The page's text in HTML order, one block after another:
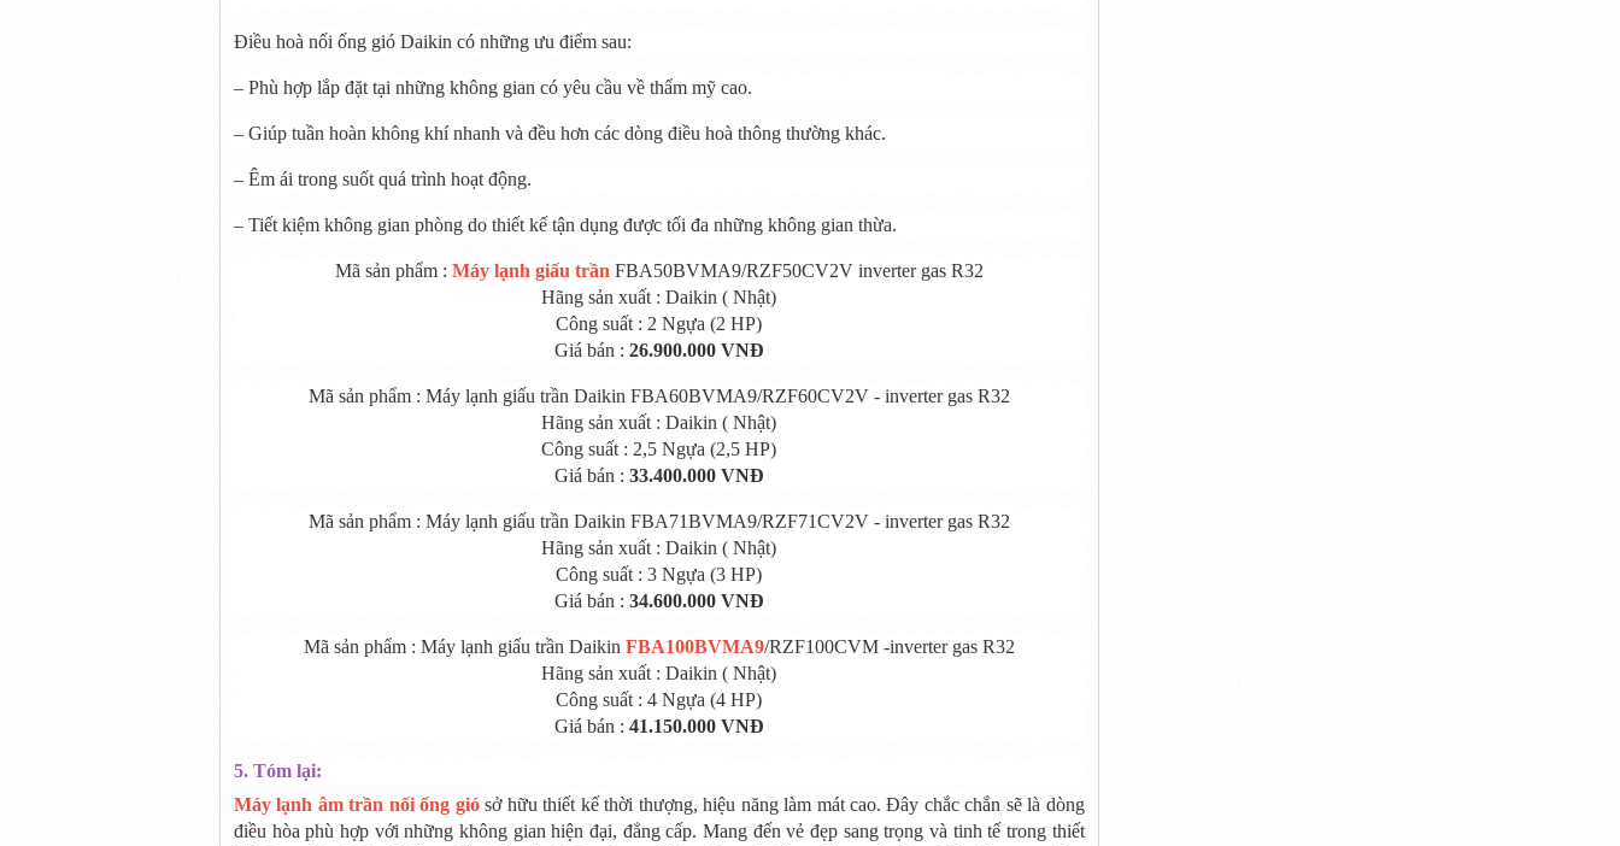
Điều hoà nối ống gió Daikin có những ưu điểm sau:
– Phù hợp lắp đặt tại những không gian có yêu cầu về thẩm mỹ cao.
– Giúp tuần hoàn không khí nhanh và đều hơn các dòng điều hoà thông thường khác.
– Êm ái trong suốt quá trình hoạt động.
– Tiết kiệm không gian phòng do thiết kế tận dụng được tối đa những không gian thừa.
Mã sản phẩm : Máy lạnh giấu trần FBA50BVMA9/RZF50CV2V inverter gas R32
Hãng sản xuất : Daikin ( Nhật)
Công suất : 2 Ngựa (2 HP)
Giá bán : 26.900.000 VNĐ
Mã sản phẩm : Máy lạnh giấu trần Daikin FBA60BVMA9/RZF60CV2V - inverter gas R32
Hãng sản xuất : Daikin ( Nhật)
Công suất : 2,5 Ngựa (2,5 HP)
Giá bán : 33.400.000 VNĐ
Mã sản phẩm : Máy lạnh giấu trần Daikin FBA71BVMA9/RZF71CV2V - inverter gas R32
Hãng sản xuất : Daikin ( Nhật)
Công suất : 3 Ngựa (3 HP)
Giá bán : 34.600.000 VNĐ
Mã sản phẩm : Máy lạnh giấu trần Daikin FBA100BVMA9/RZF100CVM -inverter gas R32
Hãng sản xuất : Daikin ( Nhật)
Công suất : 4 Ngựa (4 HP)
Giá bán : 41.150.000 VNĐ
5. Tóm lại:
Máy lạnh âm trần nối ống giósở hữu thiết kế thời thượng, hiệu năng làm mát cao. Đây chắc chắn sẽ là dòng
điều hòa phù hợp với những không gian hiện đại, đẳng cấp. Mang đến vẻ đẹp sang trọng và tinh tế trong thiết